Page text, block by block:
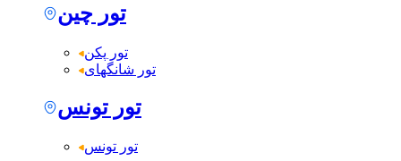
تور چین
تور پکن
تور شانگهای
تور تونس
تور تونس